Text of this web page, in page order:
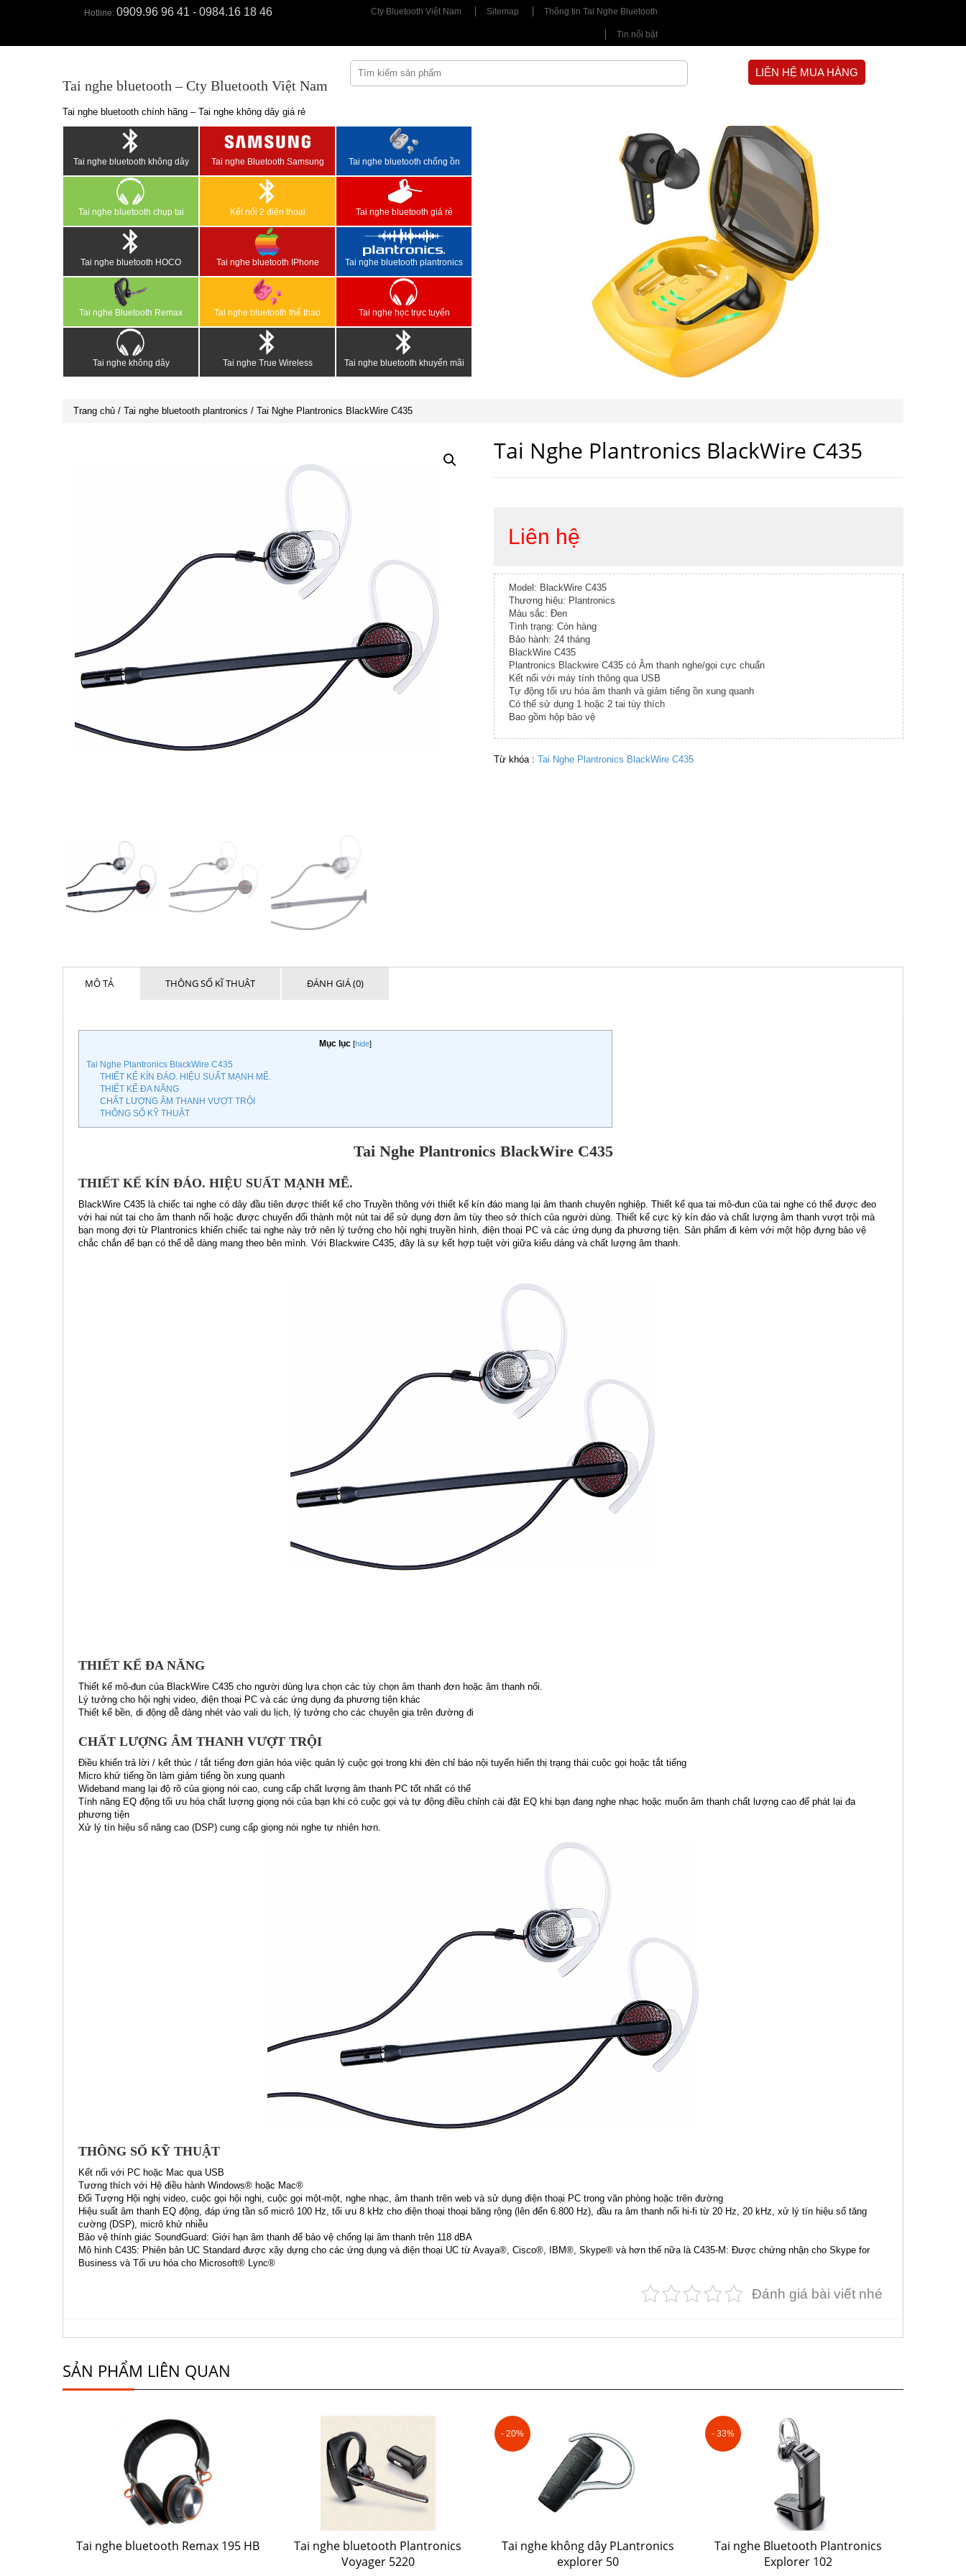
Hotline: 0909.96 96 41 - 0984.16 18 46 Cty Bluetooth Việt Nam Sitemap Thông tin Tai Nghe Bluetooth
Tin nổi bật
Tai nghe bluetooth – Cty Bluetooth Việt Nam
Tai nghe bluetooth chính hãng – Tai nghe không dây giá rẻ
LIÊN HỆ MUA HÀNG
Tai nghe bluetooth không dây Tai nghe Bluetooth Samsung Tai nghe bluetooth chống ồn
Tai nghe bluetooth chụp tai Kết nối 2 điện thoại Tai nghe bluetooth giá rẻ
Tai nghe bluetooth HOCO Tai nghe bluetooth IPhone Tai nghe bluetooth plantronics
Tai nghe Bluetooth Remax Tai nghe bluetooth thể thao Tai nghe học trực tuyến
Tai nghe không dây Tai nghe True Wireless Tai nghe bluetooth khuyến mãi
Trang chủ / Tai nghe bluetooth plantronics / Tai Nghe Plantronics BlackWire C435
Tai Nghe Plantronics BlackWire C435
Liên hệ
Model: BlackWire C435
Thương hiệu: Plantronics
Màu sắc: Đen
Tình trạng: Còn hàng
Bảo hành: 24 tháng
BlackWire C435
Plantronics Blackwire C435 có Âm thanh nghe/gọi cực chuẩn
Kết nối với máy tính thông qua USB
Tự động tối ưu hóa âm thanh và giảm tiếng ồn xung quanh
Có thể sử dụng 1 hoặc 2 tai tùy thích
Bao gồm hộp bảo vệ
Từ khóa : Tai Nghe Plantronics BlackWire C435
MÔ TẢ THÔNG SỐ KĨ THUẬT ĐÁNH GIÁ (0)
Mục lục [hide]
Tai Nghe Plantronics BlackWire C435
THIẾT KẾ KÍN ĐÁO. HIỆU SUẤT MẠNH MẼ.
THIẾT KẾ ĐA NĂNG
CHẤT LƯỢNG ÂM THANH VƯỢT TRỘI
THÔNG SỐ KỸ THUẬT
Tai Nghe Plantronics BlackWire C435
THIẾT KẾ KÍN ĐÁO. HIỆU SUẤT MẠNH MẼ.
BlackWire C435 là chiếc tai nghe có dây đầu tiên được thiết kế cho Truyền thông với thiết kế kín đáo mang lại âm thanh chuyên nghiệp. Thiết kế qua tai mô-đun của tai nghe có thể được đeo
với hai nút tai cho âm thanh nổi hoặc được chuyển đổi thành một nút tai để sử dụng đơn âm tùy theo sở thích của người dùng. Thiết kế cực kỳ kín đáo và chất lượng âm thanh vượt trội mà
bạn mong đợi từ Plantronics khiến chiếc tai nghe này trở nên lý tưởng cho hội nghị truyền hình, điện thoại PC và các ứng dụng đa phương tiện. Sản phẩm đi kèm với một hộp đựng bảo vệ
chắc chắn để bạn có thể dễ dàng mang theo bên mình. Với Blackwire C435, đây là sự kết hợp tuệt vời giữa kiểu dáng và chất lượng âm thanh.
THIẾT KẾ ĐA NĂNG
Thiết kế mô-đun của BlackWire C435 cho người dùng lựa chọn các tùy chọn âm thanh đơn hoặc âm thanh nổi.
Lý tưởng cho hội nghị video, điện thoại PC và các ứng dụng đa phương tiện khác
Thiết kế bền, di động dễ dàng nhét vào vali du lịch, lý tưởng cho các chuyên gia trên đường đi
CHẤT LƯỢNG ÂM THANH VƯỢT TRỘI
Điều khiển trả lời / kết thúc / tắt tiếng đơn giản hóa việc quản lý cuộc gọi trong khi đèn chỉ báo nội tuyến hiển thị trạng thái cuộc gọi hoặc tắt tiếng
Micro khử tiếng ồn làm giảm tiếng ồn xung quanh
Wideband mang lại độ rõ của giọng nói cao, cung cấp chất lượng âm thanh PC tốt nhất có thể
Tính năng EQ động tối ưu hóa chất lượng giọng nói của bạn khi có cuộc gọi và tự động điều chỉnh cài đặt EQ khi bạn đang nghe nhạc hoặc muốn âm thanh chất lượng cao để phát lại đa
phương tiện
Xử lý tín hiệu số nâng cao (DSP) cung cấp giọng nói nghe tự nhiên hơn.
THÔNG SỐ KỸ THUẬT
Kết nối với PC hoặc Mac qua USB
Tương thích với Hệ điều hành Windows® hoặc Mac®
Đối Tượng Hội nghị video, cuộc gọi hội nghị, cuộc gọi một-một, nghe nhạc, âm thanh trên web và sử dụng điện thoại PC trong văn phòng hoặc trên đường
Hiệu suất âm thanh EQ động, đáp ứng tần số micrô 100 Hz, tối ưu 8 kHz cho điện thoại thoại băng rộng (lên đến 6.800 Hz), đầu ra âm thanh nổi hi-fi từ 20 Hz, 20 kHz, xử lý tín hiệu số tăng
cường (DSP), micrô khử nhiễu
Bảo vệ thính giác SoundGuard: Giới hạn âm thanh để bảo vệ chống lại âm thanh trên 118 dBA
Mô hình C435: Phiên bản UC Standard được xây dựng cho các ứng dụng và điện thoại UC từ Avaya®, Cisco®, IBM®, Skype® và hơn thế nữa là C435-M: Được chứng nhận cho Skype for
Business và Tối ưu hóa cho Microsoft® Lync®
Đánh giá bài viết nhé
SẢN PHẨM LIÊN QUAN
Tai nghe bluetooth Remax 195 HB
Tai nghe bluetooth Plantronics
Voyager 5220
- 20%
Tai nghe không dây PLantronics
explorer 50
- 33%
Tai nghe Bluetooth Plantronics
Explorer 102